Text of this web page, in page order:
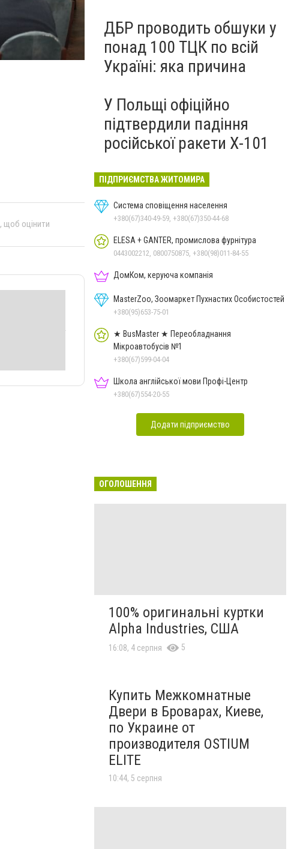
, щоб оцінити
ДБР проводить обшуки у
понад 100 ТЦК по всій
Україні: яка причина
У Польщі офіційно
підтвердили падіння
російської ракети Х-101
ПІДПРИЄМСТВА ЖИТОМИРА
Система сповіщення населення
+380(67)340-49-59, +380(67)350-44-68
ELESA + GANTER, промислова фурнітура
0443002212, 0800750875, +380(98)011-84-55
ДомКом, керуюча компанія
MasterZoo, Зоомаркет Пухнастих Особистостей
+380(95)653-75-01
★ BusMaster ★ Переобладнання
Мікроавтобусів №1
+380(67)599-04-04
Школа англійської мови Профі-Центр
+380(67)554-20-55
Додати підприємство
ОГОЛОШЕННЯ
100% оригинальні куртки
Alpha Industries, США
16:08, 4 серпня 5
Купить Межкомнатные
Двери в Броварах, Киеве,
по Украине от
производителя OSTIUM
ELITE
10:44, 5 серпня